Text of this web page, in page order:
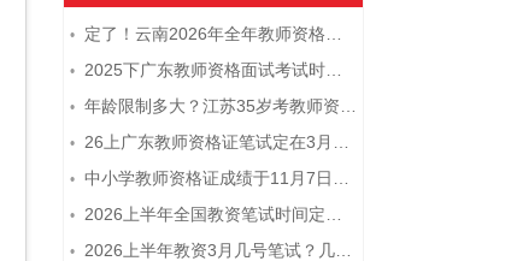
• 定了！云南2026年全年教师资格证考试日程大公开！
• 2025下广东教师资格面试考试时间及科目内容（怎么考）
• 年龄限制多大？江苏35岁考教师资格证晚吗？
• 26上广东教师资格证笔试定在3月7日！附考试指南
• 中小学教师资格证成绩于11月7日10点查！
• 2026上半年全国教资笔试时间定档！
• 2026上半年教资3月几号笔试？几点开考